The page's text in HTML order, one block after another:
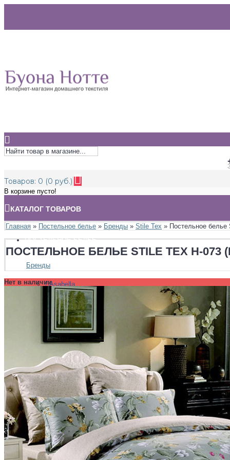
Товаров: 0 (0 руб.)
В корзине пусто!
КАТАЛОГ ТОВАРОВ
ПОСТЕЛЬНОЕ БЕЛЬЕ
Бренды
Asabella
Bovi
Ecotex
Famille
Luxberry
Stile Tex
Valtery
Хлопковый край
Размеры
Полуторный
Двуспальный
Евро
Евро Плюс
Семейный
Ткани
Главная » Постельное белье » Бренды » Stile Tex » Постельное белье
ПОСТЕЛЬНОЕ БЕЛЬЕ STILE TEX H-
Нет в наличии